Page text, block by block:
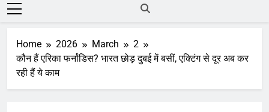
Home 2026 March
2
कौन हैं एरिका फर्नांडिस? भारत छोड़ दुबई में बसीं, एक्टिंग से दूर अब कर
रही हैं ये काम